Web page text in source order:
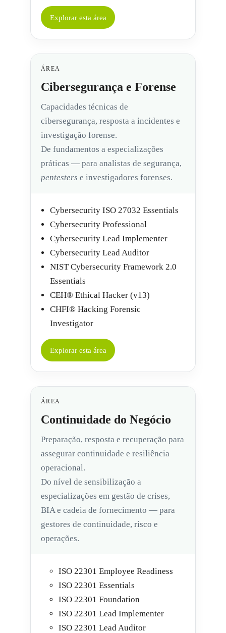
Explorar esta área
ÁREA
Cibersegurança e Forense
Capacidades técnicas de
cibersegurança, resposta a incidentes e
investigação forense.
De fundamentos a especializações
práticas — para analistas de segurança,
pentesters e investigadores forenses.
Cybersecurity ISO 27032 Essentials
Cybersecurity Professional
Cybersecurity Lead Implementer
Cybersecurity Lead Auditor
NIST Cybersecurity Framework 2.0
Essentials
CEH® Ethical Hacker (v13)
CHFI® Hacking Forensic
Investigator
Explorar esta área
ÁREA
Continuidade do Negócio
Preparação, resposta e recuperação para
assegurar continuidade e resiliência
operacional.
Do nível de sensibilização a
especializações em gestão de crises,
BIA e cadeia de fornecimento — para
gestores de continuidade, risco e
operações.
ISO 22301 Employee Readiness
ISO 22301 Essentials
ISO 22301 Foundation
ISO 22301 Lead Implementer
ISO 22301 Lead Auditor